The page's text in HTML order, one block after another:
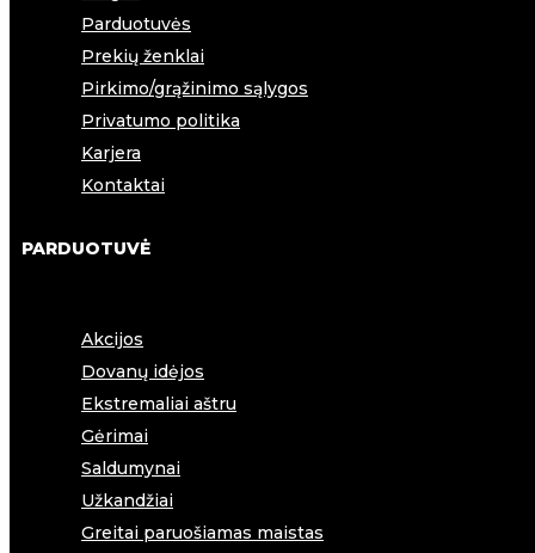
Parduotuvės
Prekių ženklai
Pirkimo/grąžinimo sąlygos
Privatumo politika
Karjera
Kontaktai
PARDUOTUVĖ
Akcijos
Dovanų idėjos
Ekstremaliai aštru
Gėrimai
Saldumynai
Užkandžiai
Greitai paruošiamas maistas